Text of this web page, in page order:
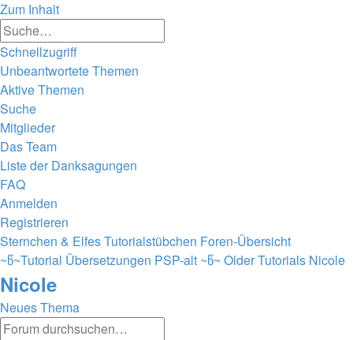
Zum Inhalt
Schnellzugriff
Unbeantwortete Themen
Aktive Themen
Suche
Mitglieder
Das Team
Liste der Danksagungen
FAQ
Anmelden
Registrieren
Sternchen & Elfes Tutorialstübchen Foren-Übersicht
~წ~Tutorial Übersetzungen PSP-alt ~წ~ Older Tutorials Nicole
Nicole
Neues Thema